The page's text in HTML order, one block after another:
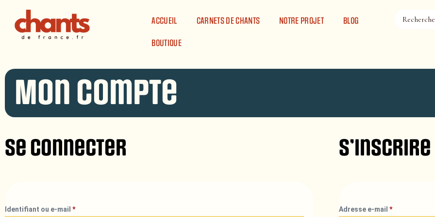
ACCUEIL
CARNETS DE CHANTS NOTRE PROJET BLOG
BOUTIQUE
Mon compte
Se connecter
Identifiant ou e-mail *
S’inscrire
Adresse e-mail*